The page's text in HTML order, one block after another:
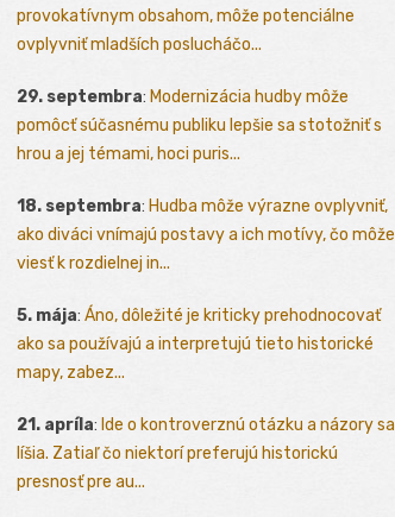
provokatívnym obsahom, môže potenciálne
ovplyvniť mladších poslucháčo...
29. septembra: Modernizácia hudby môže
pomôcť súčasnému publiku lepšie sa stotožniť s
hrou a jej témami, hoci puris...
18. septembra: Hudba môže výrazne ovplyvniť,
ako diváci vnímajú postavy a ich motívy, čo môže
viesť k rozdielnej in...
5. mája: Áno, dôležité je kriticky prehodnocovať
ako sa používajú a interpretujú tieto historické
mapy, zabez...
21. apríla: Ide o kontroverznú otázku a názory sa
líšia. Zatiaľ čo niektorí preferujú historickú
presnosť pre au...